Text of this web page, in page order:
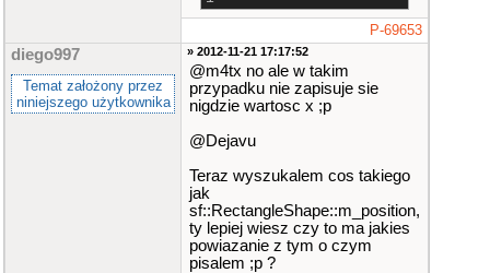
P-69653
diego997
Temat założony przez
niniejszego użytkownika
» 2012-11-21 17:17:52
@m4tx no ale w takim
przypadku nie zapisuje sie
nigdzie wartosc x ;p
@Dejavu
Teraz wyszukalem cos takiego
jak
sf::RectangleShape::m_position,
ty lepiej wiesz czy to ma jakies
powiazanie z tym o czym
pisalem ;p ?